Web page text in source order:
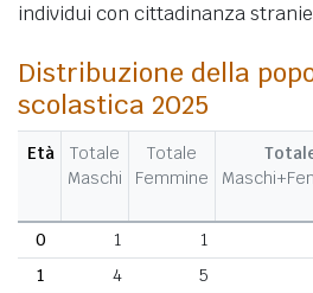
individui con cittadinanza
Distribuzione della
scolastica 2025
Età
Totale
Maschi
Totale
Femmine
0
1 1
1
4 5